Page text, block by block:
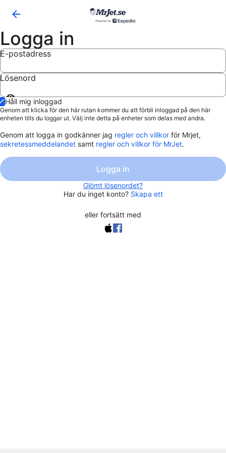
Logga in
E-postadress
Lösenord
Visa
lösenord
Håll mig inloggad
Genom att klicka för den här rutan kommer du att förbli inloggad på den här
enheten tills du loggar ut. Välj inte detta på enheter som delas med andra.
Genom att logga in godkänner jag regler och villkor för Mrjet,
sekretessmeddelandet samt regler och villkor för MrJet.
Logga in
Glömt lösenordet?
Har du inget konto? Skapa ett
eller fortsätt med